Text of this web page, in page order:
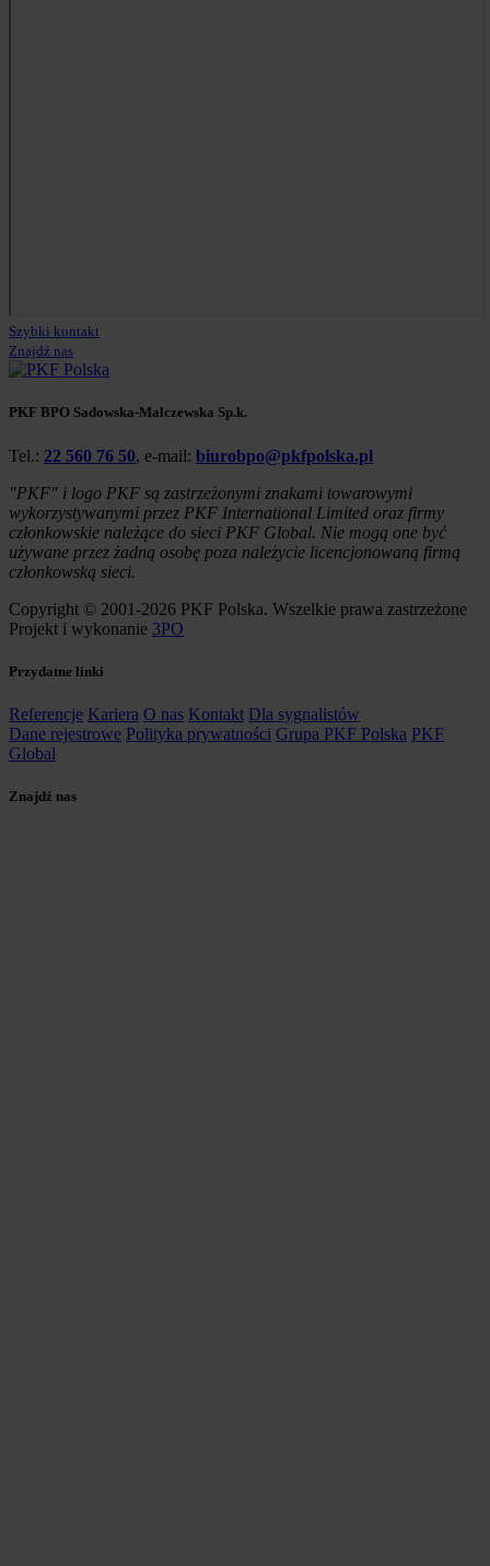
Szybki kontakt
Znajdź nas
PKF BPO Sadowska-Malczewska Sp.k.
Tel.: 22 560 76 50, e-mail: biurobpo@pkfpolska.pl
"PKF" i logo PKF są zastrzeżonymi znakami towarowymi
wykorzystywanymi przez PKF International Limited oraz firmy
członkowskie należące do sieci PKF Global. Nie mogą one być
używane przez żadną osobę poza należycie licencjonowaną firmą
członkowską sieci.
Copyright © 2001-2026 PKF Polska. Wszelkie prawa zastrzeżone
Projekt i wykonanie 3PO
Przydatne linki
Referencje Kariera O nas Kontakt Dla sygnalistów
Dane rejestrowe Polityka prywatności Grupa PKF Polska PKF
Global
Znajdź nas